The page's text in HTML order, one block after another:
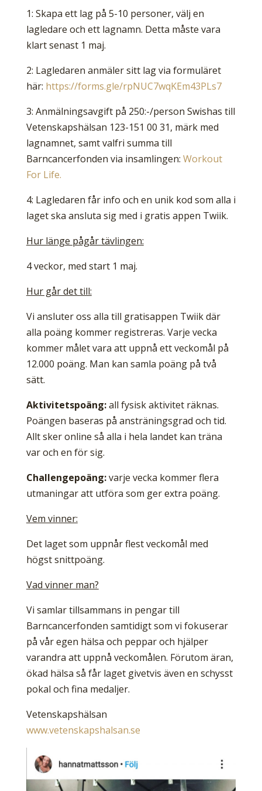
1: Skapa ett lag på 5-10 personer, välj en
lagledare och ett lagnamn. Detta måste vara
klart senast 1 maj.
2: Lagledaren anmäler sitt lag via formuläret
här: https://forms.gle/rpNUC7wqKEm43PLs7
3: Anmälningsavgift på 250:-/person Swishas till
Vetenskapshälsan 123-151 00 31, märk med
lagnamnet, samt valfri summa till
Barncancerfonden via insamlingen: Workout
For Life.
4: Lagledaren får info och en unik kod som alla i
laget ska ansluta sig med i gratis appen Twiik.
Hur länge pågår tävlingen:
4 veckor, med start 1 maj.
Hur går det till:
Vi ansluter oss alla till gratisappen Twiik där
alla poäng kommer registreras. Varje vecka
kommer målet vara att uppnå ett veckomål på
12.000 poäng. Man kan samla poäng på två
sätt.
Aktivitetspoäng:all fysisk aktivitet räknas.
Poängen baseras på ansträningsgrad och tid.
Allt sker online så alla i hela landet kan träna
var och en för sig.
Challengepoäng:varje vecka kommer flera
utmaningar att utföra som ger extra poäng.
Vem vinner:
Det laget som uppnår flest veckomål med
högst snittpoäng.
Vad vinner man?
Vi samlar tillsammans in pengar till
Barncancerfonden samtidigt som vi fokuserar
på vår egen hälsa och peppar och hjälper
varandra att uppnå veckomålen. Förutom äran,
ökad hälsa så får laget givetvis även en schysst
pokal och fina medaljer.
Vetenskapshälsan
www.vetenskapshalsan.se